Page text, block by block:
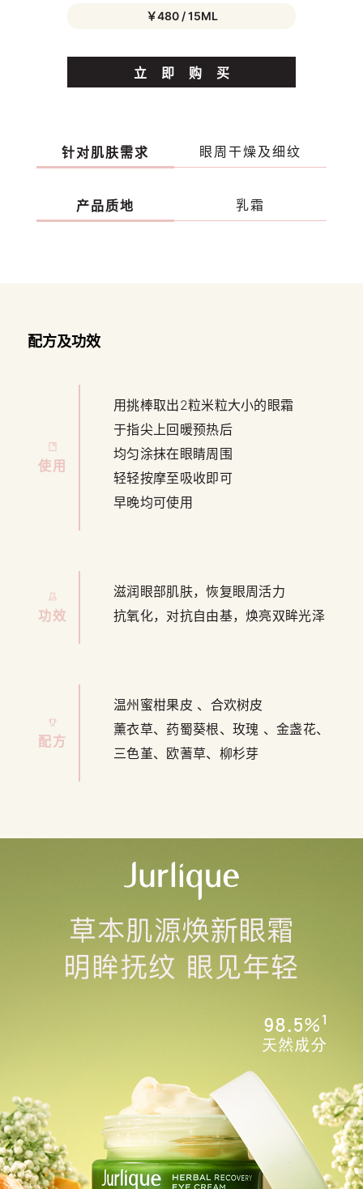
￥480 / 15ML
立 即 购 买
针对肌肤需求 眼周干燥及细纹
产品质地 乳霜
配方及功效
使用
用挑棒取出2粒米粒大小的眼霜
于指尖上回暖预热后
均匀涂抹在眼睛周围
轻轻按摩至吸收即可
早晚均可使用
功效
滋润眼部肌肤，恢复眼周活力
抗氧化，对抗自由基，焕亮双眸光泽
配方
温州蜜柑果皮 、合欢树皮
薰衣草、药蜀葵根、玫瑰 、金盏花、
三色堇、欧蓍草、柳杉芽